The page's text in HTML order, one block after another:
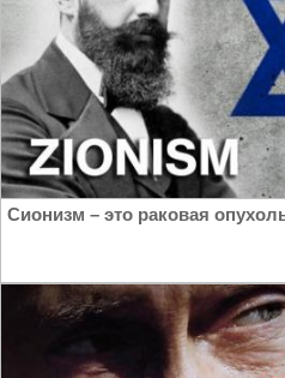
Сионизм – это раковая